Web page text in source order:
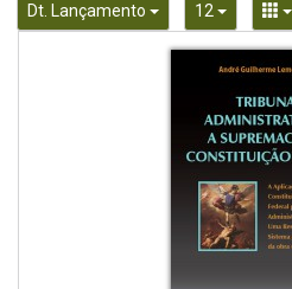
Dt. Lançamento Toggle Dropdown
12 Toggle